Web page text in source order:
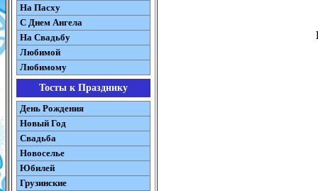
На Пасху
C Днем Ангела
На Свадьбу
Любимой
Любимому
Тосты к Празднику
День Рождения
Новый Год
Свадьба
Новоселье
Юбилей
Грузинские